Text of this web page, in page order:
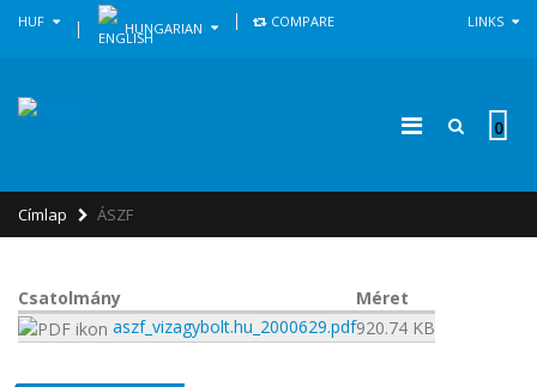
HUF HUNGARIAN COMPARE LINKS
0
Címlap ÁSZF
Csatolmány
Méret
aszf_vizagybolt.hu_2000629.pdf920.74 KB